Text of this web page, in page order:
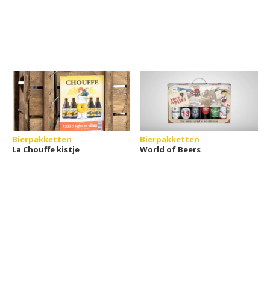
Bierpakketten
La Chouffe kistje
Bierpakketten
World of Beers